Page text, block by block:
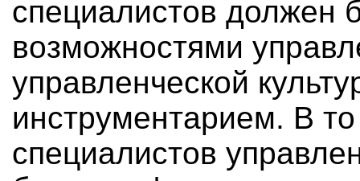
специалистов должен
возможностями
управленческой
инструментарием. В
специалистов